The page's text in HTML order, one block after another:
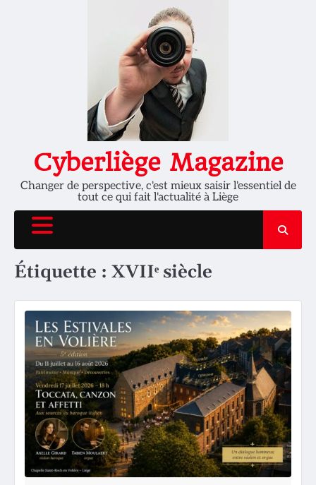
Cyberliège Magazine
Changer de perspective, c'est mieux saisir l'essentiel de
tout ce qui fait l'actualité à Liège
Étiquette : XVIIᵉ siècle